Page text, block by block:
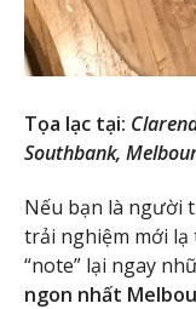
Tọa lạc tại:
Southbank,
Nếu bạn là người
trải nghiệm mới
“note” lại ngay
ngon nhất